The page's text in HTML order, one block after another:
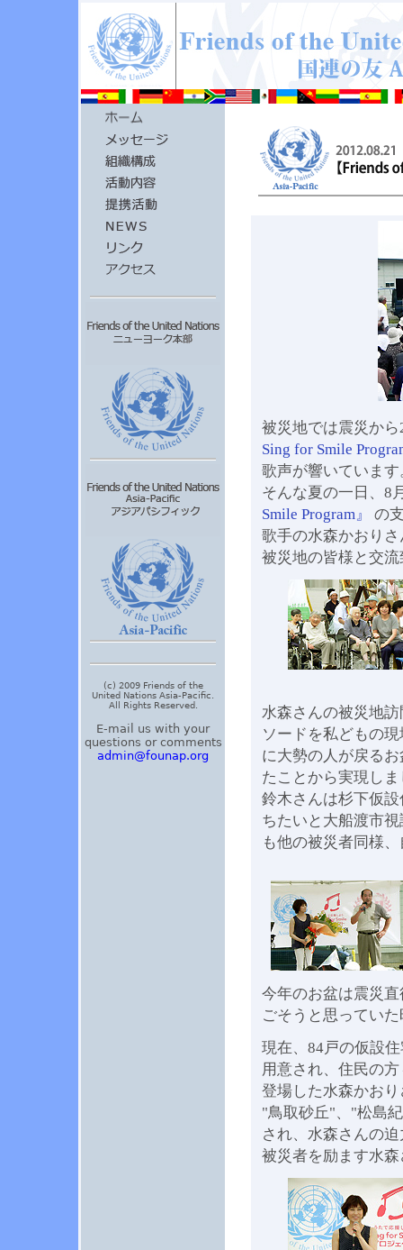
(c) 2009 Friends of the
United Nations Asia-Pacific.
All Rights Reserved.
E-mail us with your
questions or comments
admin@founap.org
被災地では震災か
Sing for Smile
歌声が響いています
そんな夏の一日、8
Smile Program』 の
歌手の水森かおり
被災地の皆様と交
水森さんの被災地
ソードを私どもの
に大勢の人が戻る
たことから実現し
鈴木さんは杉下仮
ちたいと大船渡市
も他の被災者同様
今年のお盆は震災
ごそうと思ってい
現在、84戸の仮設
用意され、住民の
登場した水森かお
"鳥取砂丘"、"松島
され、水森さんの
被災者を励ます水